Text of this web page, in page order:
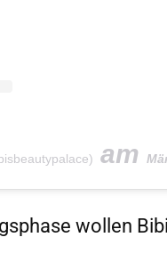
am Mär
wollen